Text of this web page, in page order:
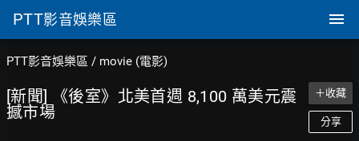
PTT影音娛樂區
PTT影音娛樂區 / movie (電影)
[新聞] 《後室》北美首週 8,100 萬美元震
撼市場
＋收藏
分享